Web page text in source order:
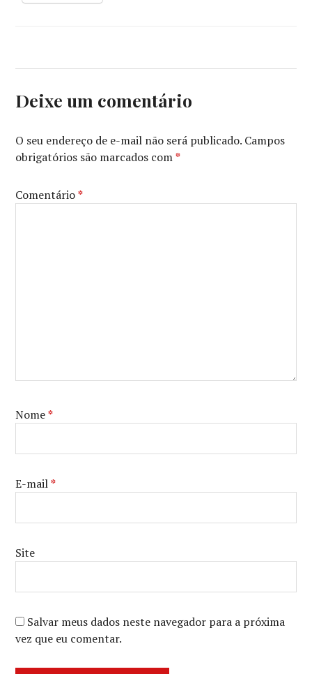
Deixe um comentário
O seu endereço de e-mail não será publicado. Campos
obrigatórios são marcados com*
Comentário*
Nome*
E-mail*
Site
Salvar meus dados neste navegador para a próxima
vez que eu comentar.